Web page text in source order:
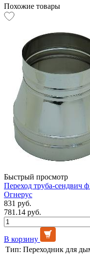
Похожие товары
Быстрый просмотр
Переход труба-сендвич
Огнерус
831 руб.
781.14 руб.
В корзину
Тип: Переходник для